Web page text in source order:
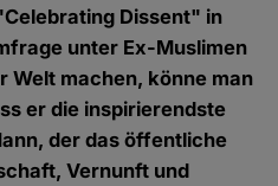
Dissent" in
unter Ex-Muslimen
Welt machen, könne man
er die inspirierendste
der das öffentliche
Vernunft und